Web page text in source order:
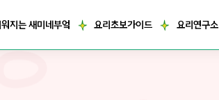
지는 새미네부엌 요리초보가이드 요리연구소